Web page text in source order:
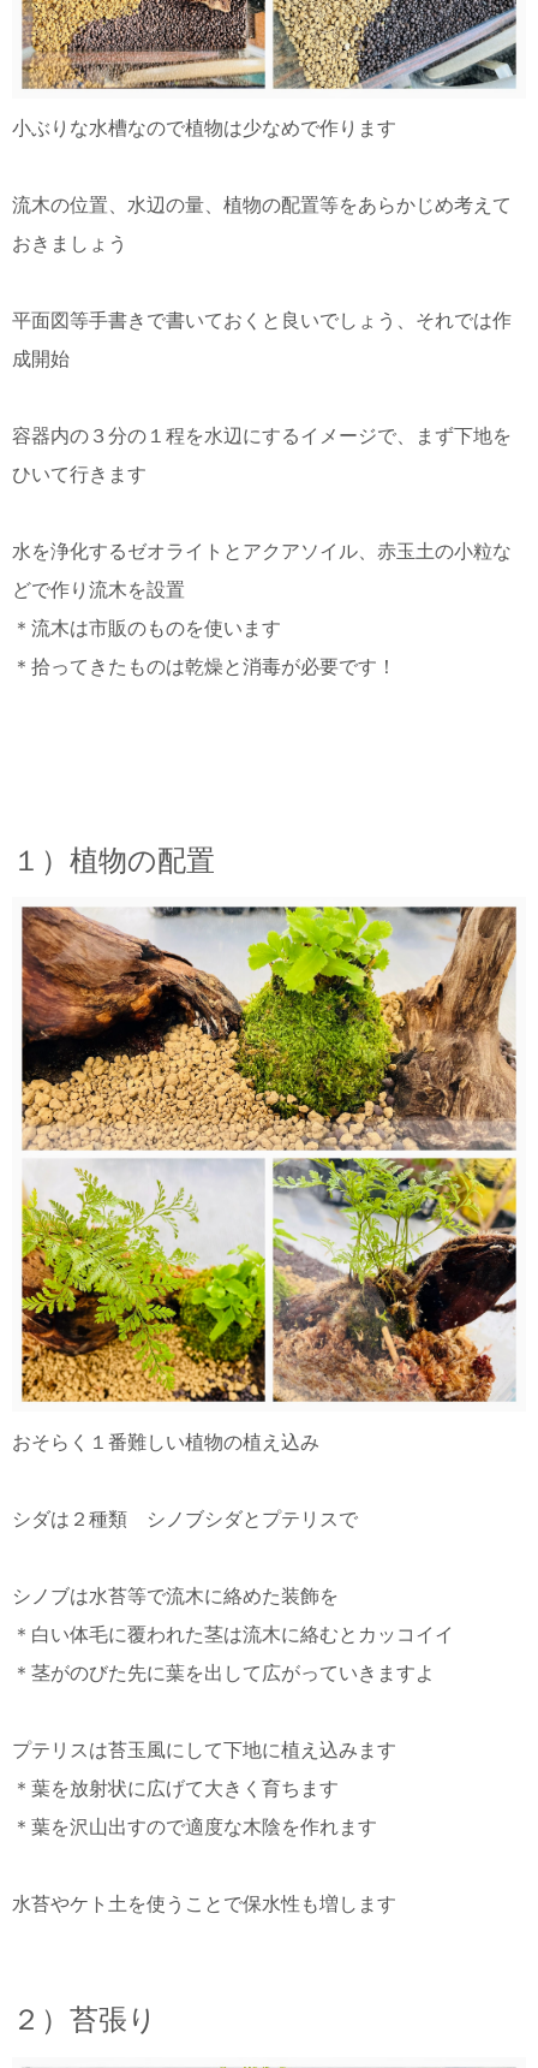
小ぶりな水槽なので植物は少なめで作ります
流木の位置、水辺の量、植物の配置等をあらかじめ考えて
おきましょう
平面図等手書きで書いておくと良いでしょう、それでは作
成開始
容器内の３分の１程を水辺にするイメージで、まず下地を
ひいて行きます
水を浄化するゼオライトとアクアソイル、赤玉土の小粒な
どで作り流木を設置
＊流木は市販のものを使います
＊拾ってきたものは乾燥と消毒が必要です！
１）植物の配置
おそらく１番難しい植物の植え込み
シダは２種類 シノブシダとプテリスで
シノブは水苔等で流木に絡めた装飾を
＊白い体毛に覆われた茎は流木に絡むとカッコイイ
＊茎がのびた先に葉を出して広がっていきますよ
プテリスは苔玉風にして下地に植え込みます
＊葉を放射状に広げて大きく育ちます
＊葉を沢山出すので適度な木陰を作れます
水苔やケト土を使うことで保水性も増します
２）苔張り